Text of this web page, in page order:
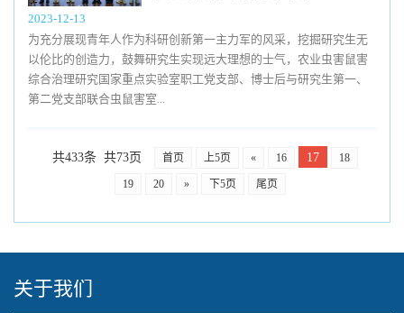
2023-12-13
为充分展现青年人作为科研创新第一主力军的风采，挖掘研究生无
以伦比的创造力，鼓舞研究生实现远大理想的士气，农业虫害鼠害
综合治理研究国家重点实验室职工党支部、博士后与研究生第一、
第二党支部联合虫鼠害室...
共433条 共73页 首页 上5页 « 16 17 18
19 20 » 下5页 尾页
关于我们